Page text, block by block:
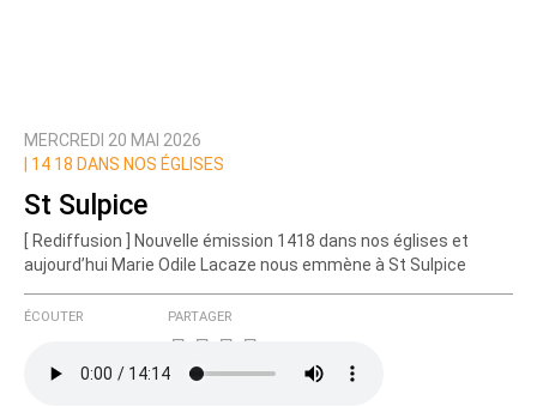
MERCREDI 20 MAI 2026
14 18 DANS NOS ÉGLISES
St Sulpice
[ Rediffusion ] Nouvelle émission 1418 dans nos églises et
aujourd’hui Marie Odile Lacaze nous emmène à St Sulpice
ÉCOUTER PARTAGER